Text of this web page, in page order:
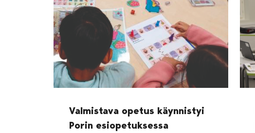
Valmistava opetus käynnistyi
Porin esiopetuksessa